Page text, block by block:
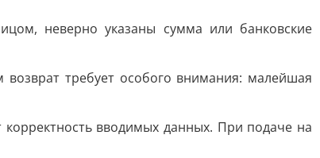
неверно указаны сумма или банковские
требует особого внимания: малейшая
корректность вводимых данных. При подаче на